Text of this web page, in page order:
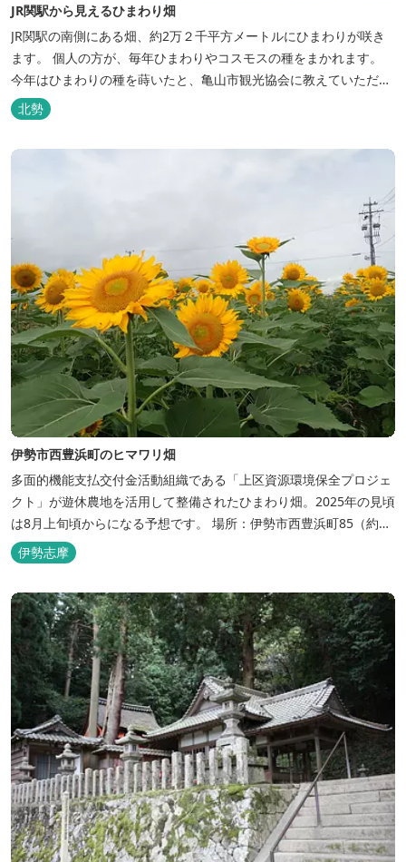
JR関駅から見えるひまわり畑
JR関駅の南側にある畑、約2万２千平方メートルにひまわりが咲き
ます。 個人の方が、毎年ひまわりやコスモスの種をまかれます。
今年はひまわりの種を蒔いたと、亀山市観光協会に教えていただき
ました。どんな風になるか今から楽しみにしています。 開花予測:7
月中旬～8月中旬 ※画像は2018年の時のものです。 2026年のヒマ
ワリの開花状況はこちら
北勢
伊勢市西豊浜町のヒマワリ畑
多面的機能支払交付金活動組織である「上区資源環境保全プロジェ
クト」が遊休農地を活用して整備されたひまわり畑。2025年の見頃
は8月上旬頃からになる予想です。 場所：伊勢市西豊浜町85（約
800㎡） 2026年のヒマワリの開花状況はこちら
伊勢志摩